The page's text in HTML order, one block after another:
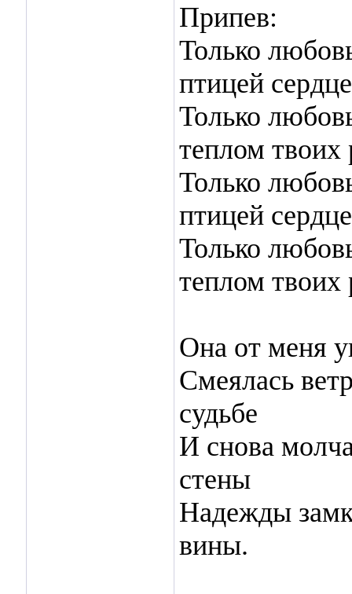
Припев:
Только
птицей
Только
теплом твоих
Только
птицей
Только
теплом твоих
Она от меня
Смеялась
судьбе
И снова
стены
Надежды
вины.